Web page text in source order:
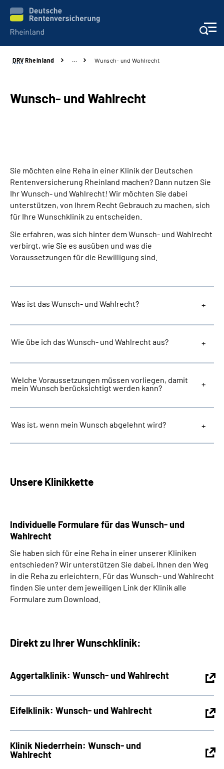
Aktuelles
Beratung und Kontakt
Karriere
Über uns
Presse
Inhalte in Gebärdensprache (DGS)
Leichte Sprache
DRV Rheinland … Wunsch- und Wahlrecht
Wunsch- und Wahlrecht
Sie möchten eine Reha in einer Klinik der Deutschen
Rentenversicherung Rheinland machen? Dann nutzen Sie
Ihr Wunsch- und Wahlrecht! Wir möchten Sie dabei
unterstützen, von Ihrem Recht Gebrauch zu machen, sich
für Ihre Wunschklinik zu entscheiden.
Sie erfahren, was sich hinter dem Wunsch- und Wahlrecht
verbirgt, wie Sie es ausüben und was die
Voraussetzungen für die Bewilligung sind.
Was ist das Wunsch- und Wahlrecht?
Wie übe ich das Wunsch- und Wahlrecht aus?
Welche Voraussetzungen müssen vorliegen, damit
mein Wunsch berücksichtigt werden kann?
Was ist, wenn mein Wunsch abgelehnt wird?
Unsere Klinikkette
Individuelle Formulare für das Wunsch- und
Wahlrecht
Sie haben sich für eine Reha in einer unserer Kliniken
entschieden? Wir unterstützen Sie dabei, Ihnen den Weg
in die Reha zu erleichtern. Für das Wunsch- und Wahlrecht
finden Sie unter dem jeweiligen Link der Klinik alle
Formulare zum Download.
Direkt zu Ihrer Wunschklinik:
Aggertalklinik: Wunsch- und Wahlrecht
Eifelklinik: Wunsch- und Wahlrecht
Klinik Niederrhein: Wunsch- und
Wahlrecht